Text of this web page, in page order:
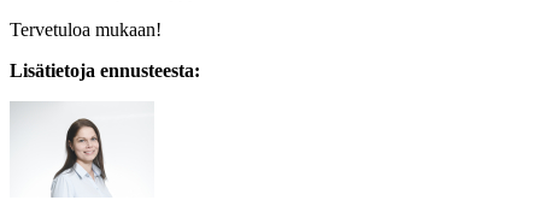
Tervetuloa mukaan!
Lisätietoja ennusteesta: